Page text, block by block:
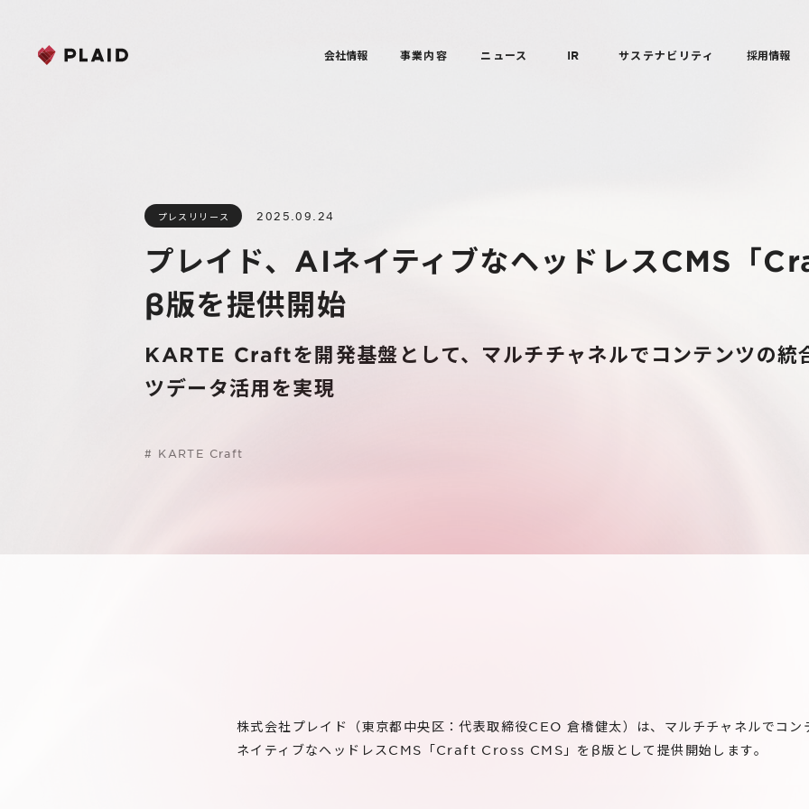
会社情報 事業内容 ニュース IR サステナビリティ 採用情報
プレスリリース 2025.09.24
プレイド、AIネイティブなヘッドレスCMS「
β版を提供開始
KARTE Craftを開発基盤として、マルチチャネルでコンテンツの統
ツデータ活用を実現
# KARTE Craft
株式会社プレイド（東京都中央区：代表取締役CEO 倉橋健太）は、マルチチャネルでコ
ネイティブなヘッドレスCMS「Craft Cross CMS」をβ版として提供開始します。